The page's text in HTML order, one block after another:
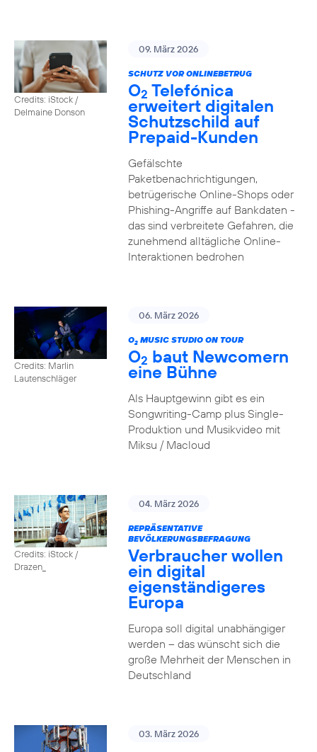
Credits: iStock /
Delmaine Donson
09. März 2026
SCHUTZ VOR ONLINEBETRUG
O2 Telefónica
erweitert digitalen
Schutzschild auf
Prepaid-Kunden
Gefälschte
Paketbenachrichtigungen,
betrügerische Online-Shops oder
Phishing-Angriffe auf Bankdaten -
das sind verbreitete Gefahren, die
zunehmend alltägliche Online-
Interaktionen bedrohen
Credits: Marlin
Lautenschläger
06. März 2026
O2MUSIC STUDIO ON TOUR
O2 baut Newcomern
eine Bühne
Als Hauptgewinn gibt es ein
Songwriting-Camp plus Single-
Produktion und Musikvideo mit
Miksu / Macloud
Credits: iStock /
Drazen_
04. März 2026
REPRÄSENTATIVE
BEVÖLKERUNGSBEFRAGUNG
Verbraucher wollen
ein digital
eigenständigeres
Europa
Europa soll digital unabhängiger
werden – das wünscht sich die
große Mehrheit der Menschen in
Deutschland
03. März 2026